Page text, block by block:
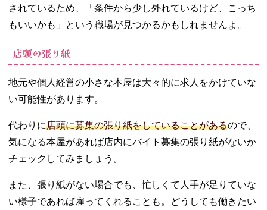
されているため、「条件から少し外れているけど、こっち
もいいかも」という職場が見つかるかもしれませんよ。
店頭の張り紙
地元や個人経営の小さな本屋は大々的に求人をかけていな
い可能性があります。
代わりに店頭に募集の張り紙をしていることがあるので、
気になる本屋があれば店内にバイト募集の張り紙がないか
チェックしてみましょう。
また、張り紙がない場合でも、忙しくて人手が足りていな
い様子であれば雇ってくれることも。どうしても働きたい